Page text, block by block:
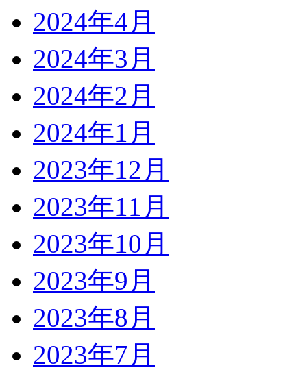
2024年4月
2024年3月
2024年2月
2024年1月
2023年12月
2023年11月
2023年10月
2023年9月
2023年8月
2023年7月